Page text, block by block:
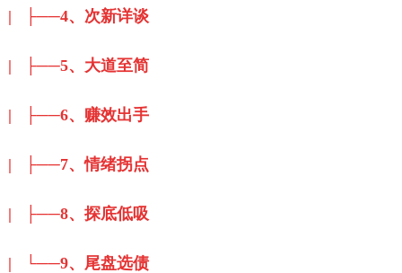
| ├──4、次新详谈
| ├──5、大道至简
| ├──6、赚效出手
| ├──7、情绪拐点
| ├──8、探底低吸
| └──9、尾盘选债